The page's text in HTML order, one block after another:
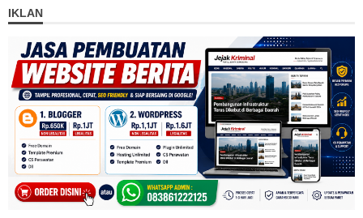
IKLAN